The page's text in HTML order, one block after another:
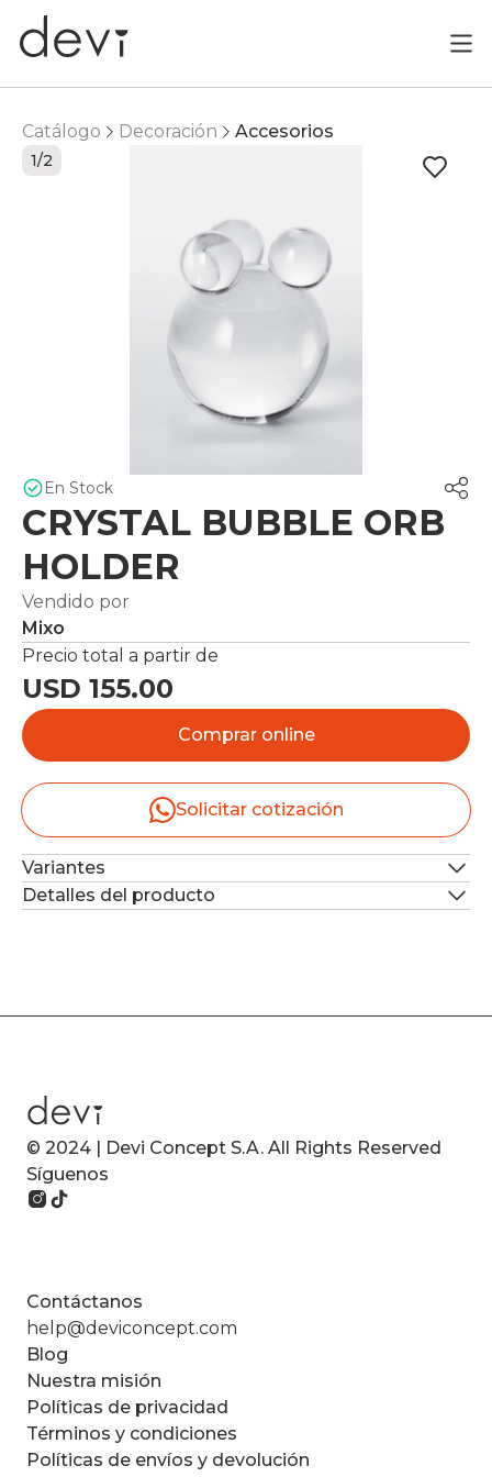
Catálogo Decoración Accesorios
1/2
En Stock
CRYSTAL BUBBLE ORB
HOLDER
Vendido por
Mixo
Precio total a partir de
USD 155.00
Comprar online
Solicitar cotización
Variantes
Detalles del producto
© 2024 | Devi Concept S.A. All Rights Reserved
Síguenos
Contáctanos
help@deviconcept.com
Blog
Nuestra misión
Políticas de privacidad
Términos y condiciones
Políticas de envíos y devolución